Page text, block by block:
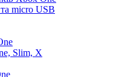
micro USB
Slim, X